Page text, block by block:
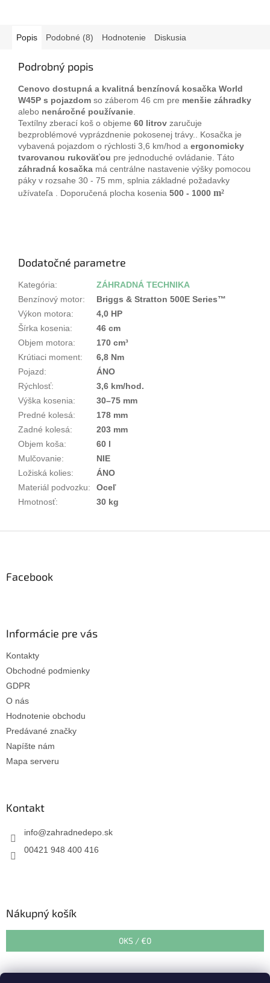
Popis Podobné (8) Hodnotenie Diskusia
Podrobný popis
Cenovo dostupná a kvalitná benzínová kosačka World
W45P s pojazdom so záberom 46 cm pre menšie záhradky
alebo nenáročné používanie
Textílny zberací koš o objeme 60 litrov zaručuje
bezproblémové vyprázdnenie pokosenej trávy.
Kosačka je
vybavená pojazdom o rýchlosti 3,6 km/hod a ergonomicky
tvarovanou rukoväťou pre jednoduché ovládanie. Táto
záhradná kosačka má centrálne nastavenie výšky pomocou
páky v rozsahe 30 - 75 mm, splnia základné požadavky
užívateľa . Doporučená plocha kosenia 500 - 1000 m²
Dodatočné parametre
Kategória:
ZÁHRADNÁ TECHNIKA
Benzínový motor:
Briggs & Stratton 500E Series™
Výkon motora:
4,0 HP
Šírka kosenia:
46 cm
Objem motora:
170 cm³
Krútiaci moment:
6,8 Nm
Pojazd:
ÁNO
Rýchlosť:
3,6 km/hod.
Výška kosenia:
30–75 mm
Predné kolesá:
178 mm
Zadné kolesá:
203 mm
Objem koša:
60 l
Mulčovanie:
NIE
Ložiská kolies:
ÁNO
Materiál podvozku:
Oceľ
Hmotnosť: 30 kg
Facebook
Informácie pre vás
Kontakty
Obchodné podmienky
GDPR
O nás
Hodnotenie obchodu
Predávané značky
Napíšte nám
Mapa serveru
Kontakt
info@zahradnedepo.sk
00421 948 400 416
Nákupný košík
0KS / €0